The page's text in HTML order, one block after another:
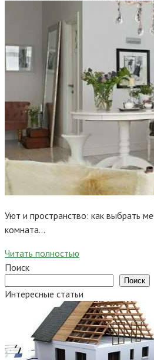
Уют и пространство: как выбрать
комната…
Читать полностью
Поиск
Поиск
Интересные статьи